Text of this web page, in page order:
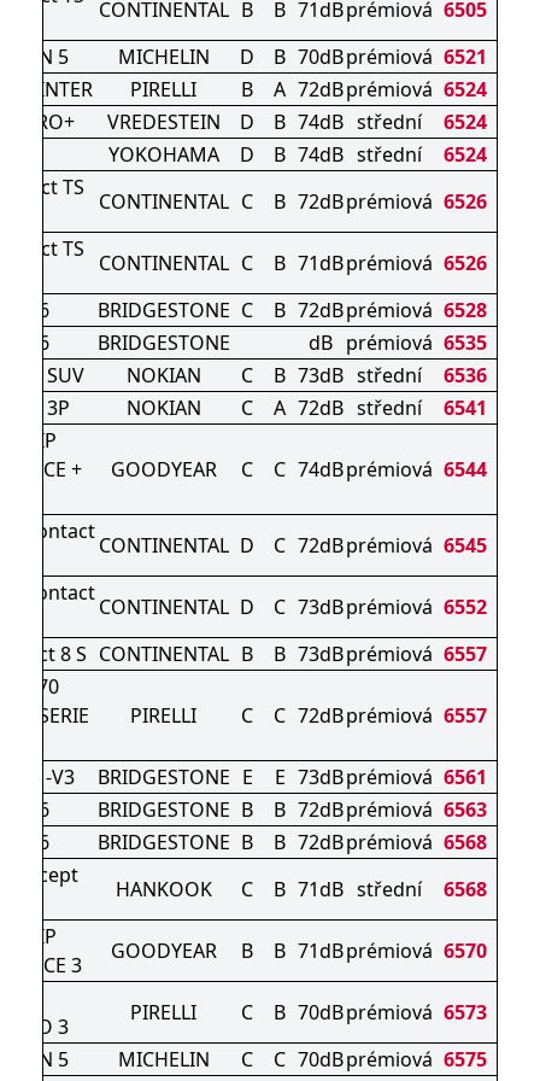
CONTINENTAL B B 71dBprémiová 6505
5
MICHELIN D B 70dBprémiová 6521
WINTER
PIRELLI B A 72dBprémiová 6524
PRO+
VREDESTEIN D B 74dB střední
6524
YOKOHAMA D B 74dB střední
6524
TS
CONTINENTAL C B 72dBprémiová 6526
TS
CONTINENTAL C B 71dBprémiová 6526
6
BRIDGESTONE C B 72dBprémiová 6528
6
BRIDGESTONE dB prémiová 6535
2 SUV
NOKIAN C B 73dB střední
6536
3P
NOKIAN C A 72dB střední
6541
+
GOODYEAR C C 74dBprémiová 6544
CONTINENTAL D C 72dBprémiová 6545
CONTINENTAL D C 73dBprémiová 6552
8 S CONTINENTAL B B 73dBprémiová 6557
270
SERIE
PIRELLI C C 72dBprémiová 6557
DM-V3 BRIDGESTONE E E 73dBprémiová 6561
6
BRIDGESTONE B B 72dBprémiová 6563
6
BRIDGESTONE B B 72dBprémiová 6568
icept
HANKOOK C B 71dB střední
6568
3
GOODYEAR B B 71dBprémiová 6570
3
PIRELLI C B 70dBprémiová 6573
5
MICHELIN C C 70dBprémiová 6575